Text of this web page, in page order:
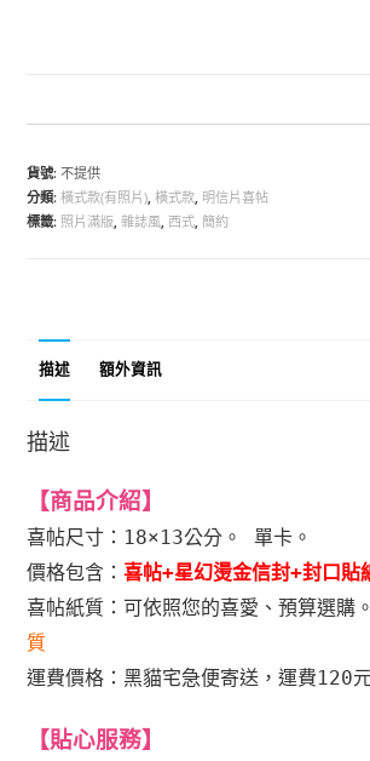
貨號:不提供
分類:橫式款(有照片) ,橫式款 明信片喜帖
標籤: 照片滿版 ,雜誌風 ,西式 ,簡約
描述 額外資訊
描述
【商品介紹】
喜帖尺寸：18×13公分。 單卡。
價格包含：喜帖+星幻燙金信封+封口貼
喜帖紙質：可依照您的喜愛、預算選購
質
運費價格：黑貓宅急便寄送，運費120
【貼心服務】